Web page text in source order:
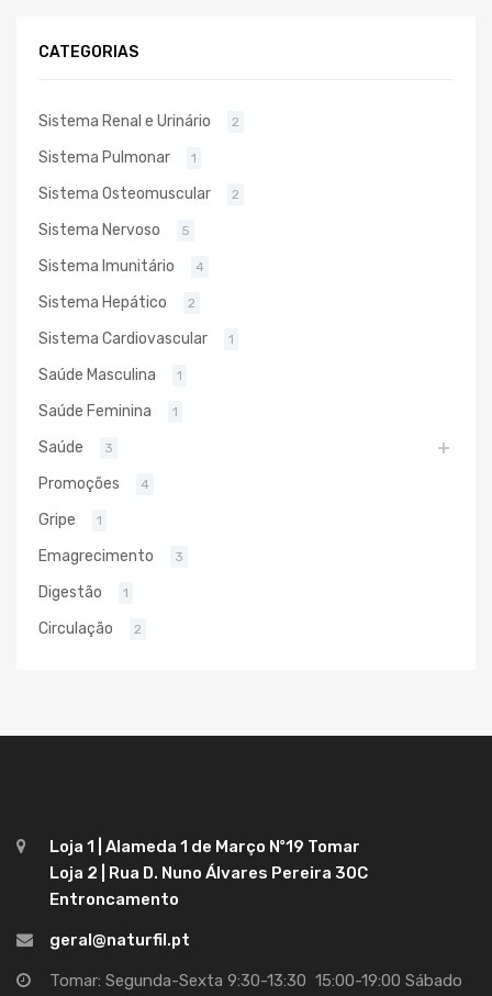
CATEGORIAS
Sistema Renal e Urinário 2
Sistema Pulmonar 1
Sistema Osteomuscular 2
Sistema Nervoso 5
Sistema Imunitário 4
Sistema Hepático 2
Sistema Cardiovascular 1
Saúde Masculina 1
Saúde Feminina 1
Saúde 3
Promoções 4
Gripe 1
Emagrecimento 3
Digestão 1
Circulação 2
Loja 1 | Alameda 1 de Março Nº19 Tomar
Loja 2 | Rua D. Nuno Álvares Pereira 30C
Entroncamento
geral@naturfil.pt
Tomar: Segunda-Sexta 9:30-13:30 15:00-19:00 Sábado